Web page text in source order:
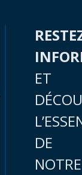
ET
DE
NOTRE